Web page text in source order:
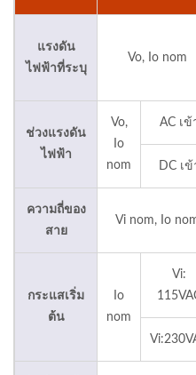
แรงดัน
ไฟฟ้าที่ระบุ
Vo, Io nom
ช่วงแรงดัน
ไฟฟ้า
Vo,
Io
nom
AC เข้
DC เข้
ความถี่ของ
สาย
Vi nom, Io
กระแสเริ่ม
ต้น
Io
nom
Vi: